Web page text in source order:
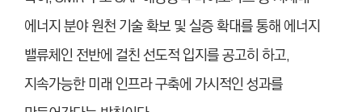
에너지 분야 원천 기술 확보 및 실증 확대를 통해 에너지
밸류체인 전반에 걸친 선도적 입지를 공고히 하고,
지속가능한 미래 인프라 구축에 가시적인 성과를